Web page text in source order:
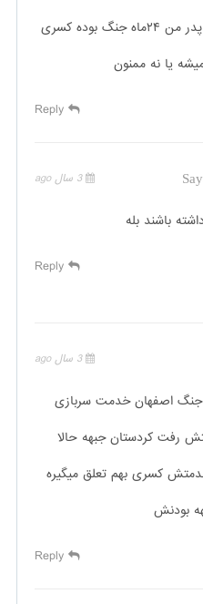
سلام خسته نباشید پدر من ۲۴ماه جنگ بوده کسری
یا نه ممنون
Reply
3 سال ago
باشند بله
Reply
3 سال ago
جنگ اصفهان خدمت سربازی
رفت کردستان جبهه حالا
کسری بهم تعلق میگیره
بودنش
Reply